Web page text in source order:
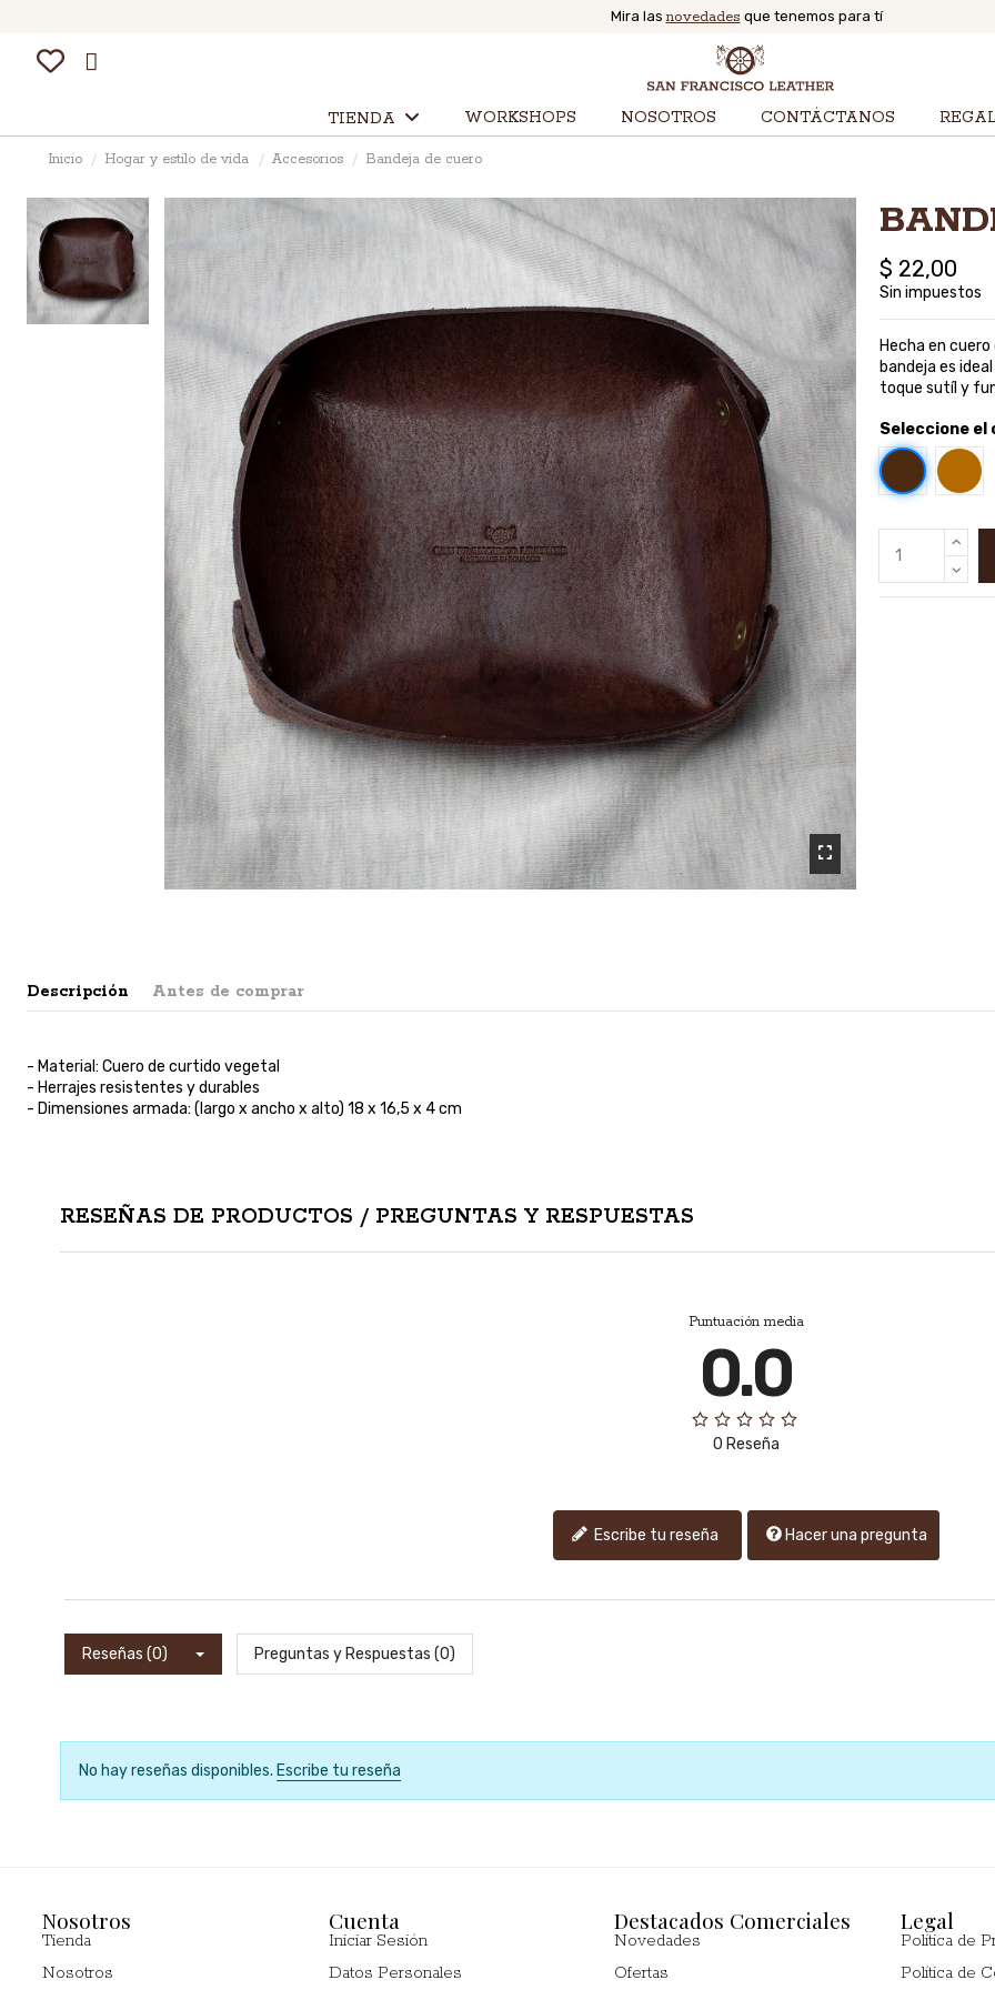
Mira lasnovedades que tenemos para tí
TIENDA WORKSHOPS NOSOTROS CONTÁCTANOS
Inicio Hogar y estilo de vida Accesorios Bandeja de cuero
$ 22,00
Sin impuestos
Hecha en
bandeja es
toque sutíl y
Seleccione el
Café
Miel
Descripción Antes de comprar
- Material: Cuero de curtido vegetal
- Herrajes resistentes y durables
- Dimensiones armada: (largo x ancho x alto) 18 x 16,5 x 4 cm
RESEÑAS DE PRODUCTOS / PREGUNTAS Y RESPUESTAS
Puntuación media
0.0
0 Reseña
Escribe tu reseña Hacer una pregunta
Reseñas (0) Preguntas y Respuestas (0)
No hay reseñas disponibles. Escribe tu reseña
Nosotros
Tienda
Nosotros
Cuenta
Iniciar Sesión
Datos Personales
Destacados Comerciales
Novedades
Ofertas
Legal
Política de
Política de